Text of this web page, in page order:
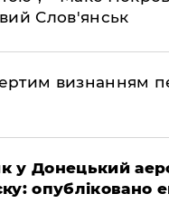
Слов'янськ
визнанням
Донецький
опубліковано